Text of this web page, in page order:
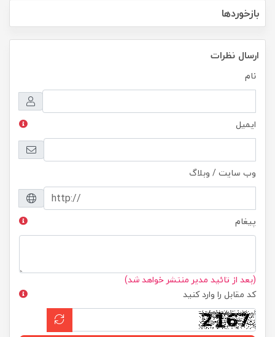
بازخوردها
ارسال نظرات
نام
ایمیل
وب سایت / وبلاگ
پیغام
(بعد از تائید مدیر منتشر خواهد شد)
کد مقابل را وارد کنید